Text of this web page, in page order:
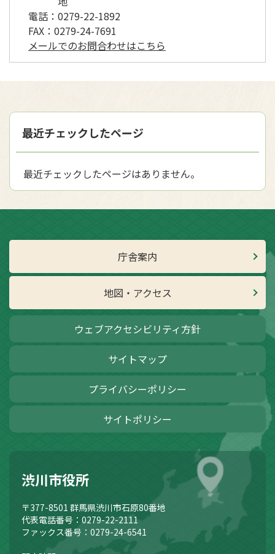
電話： 0279-22-1892
FAX： 0279-24-7691
メールでのお問合わせはこちら
最近チェックしたページ
最近チェックしたページはありません。
庁舎案内
地図・アクセス
ウェブアクセシビリティ方針
サイトマップ
プライバシーポリシー
サイトポリシー
渋川市役所
〒377-8501 群馬県渋川市石原80番地
代表電話番号：0279-22-2111
ファックス番号：0279-24-6541